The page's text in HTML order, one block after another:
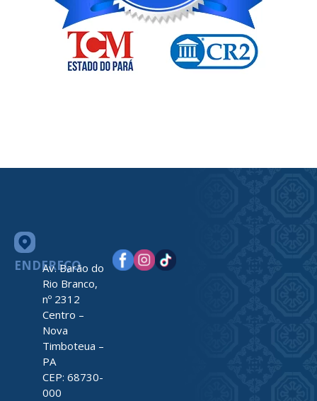
ENDEREÇO
Av. Barão do
Rio Branco,
nº 2312
Centro –
Nova
Timboteua –
PA
CEP: 68730-
000